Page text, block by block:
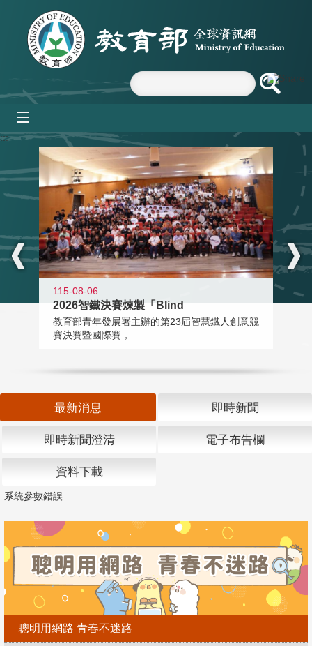
跳到主要內容區塊
:::
115-08-06
2026智鐵決賽煉製「Blind
教育部青年發展署主辦的第23屆智慧鐵人創意競
賽決賽暨國際賽，...
最新消息 即時新聞
即時新聞澄清 電子布告欄
資料下載
系統參數錯誤
聰明用網路 青春不迷路